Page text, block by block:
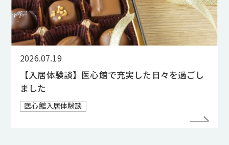
2026.07.19
【入居体験談】医心館で充実した日々を過ごし
ました
医心館入居体験談